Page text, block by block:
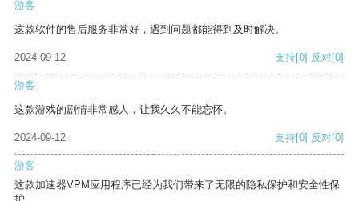
游客
这款软件的售后服务非常好，遇到问题都能得到及时解决。
2024-09-12 支持[0] 反对[0]
游客
这款游戏的剧情非常感人，让我久久不能忘怀。
2024-09-12 支持[0] 反对[0]
游客
这款加速器VPM应用程序已经为我们带来了无限的隐私保护和安全性保